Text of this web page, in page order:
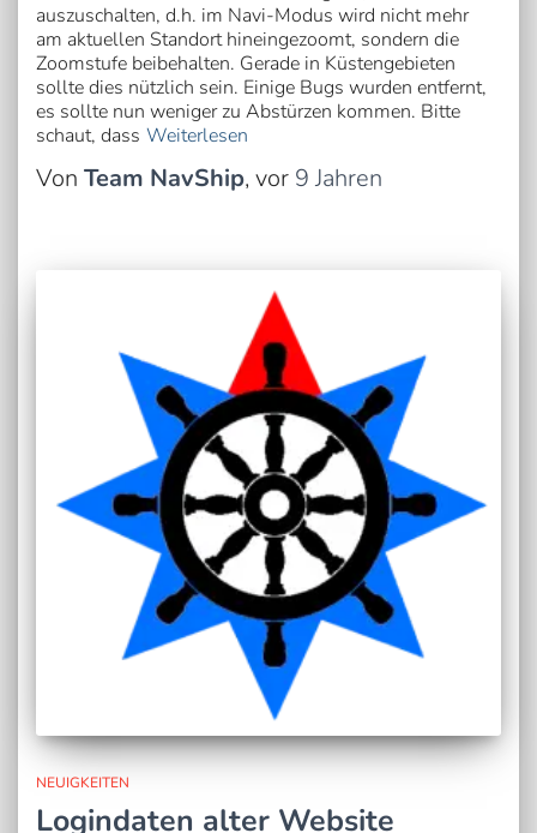
auszuschalten, d.h. im Navi-Modus wird nicht mehr
am aktuellen Standort hineingezoomt, sondern die
Zoomstufe beibehalten. Gerade in Küstengebieten
sollte dies nützlich sein. Einige Bugs wurden entfernt,
es sollte nun weniger zu Abstürzen kommen. Bitte
schaut, dass Weiterlesen
Von Team NavShip, vor 9 Jahren
NEUIGKEITEN
Logindaten alter Website